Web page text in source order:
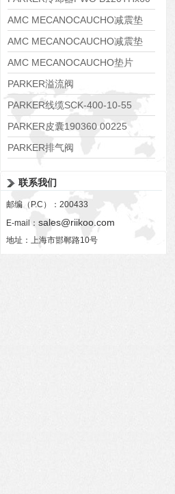
AMC MECANOCAUCHO减震垫
138552
AMC MECANOCAUCHO减震垫
138551
AMC MECANOCAUCHO垫片
608074
PARKER溢流阀
RE06M35W2N1KWXG087
PARKER线缆SCK-400-10-55
PARKER皮囊190360 00225
PARKER排气阀
联系我们
邮编（P.C）：200433
E-mail： sales@riikoo.com
地址：上海市邯郸路10号